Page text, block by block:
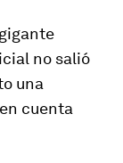
no salió
una
cuenta